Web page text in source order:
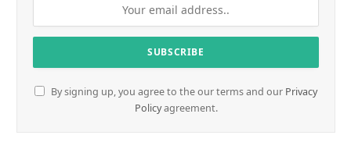
By signing up, you agree to the our terms and our Privacy
Policyagreement.